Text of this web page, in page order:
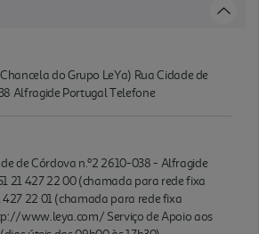
do Grupo LeYa) Rua Cidade de
Alfragide Portugal Telefone
de Córdova n.º2 2610-038 - Alfragide
21 427 22 00 (chamada para rede fixa
427 22 01 (chamada para rede fixa
www.leya.com/ Serviço de Apoio aos